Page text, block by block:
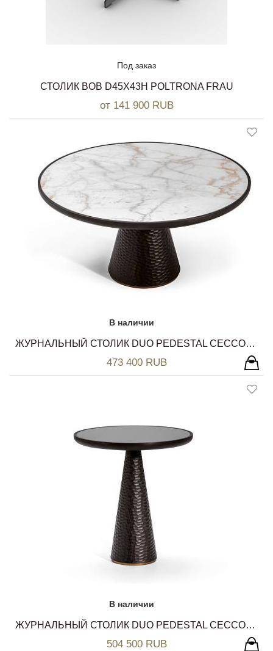
Под заказ
СТОЛИК BOB D45Х43H POLTRONA FRAU
от 141 900 RUB
В наличии
ЖУРНАЛЬНЫЙ СТОЛИК DUO PEDESTAL CECCOTTI COLLEZIONI
473 400 RUB
В наличии
ЖУРНАЛЬНЫЙ СТОЛИК DUO PEDESTAL CECCOTTI COLLEZIONI
504 500 RUB